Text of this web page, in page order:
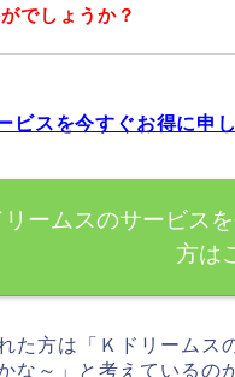
でしょうか？
ビスを今すぐお得に申
リームスのサービス
方は
た方は「Ｋドリームス
な～」と考えているの